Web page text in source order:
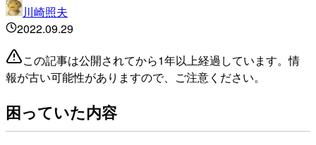
川崎照夫
2022.09.29
この記事は公開されてから1年以上経過しています。情
報が古い可能性がありますので、ご注意ください。
困っていた内容